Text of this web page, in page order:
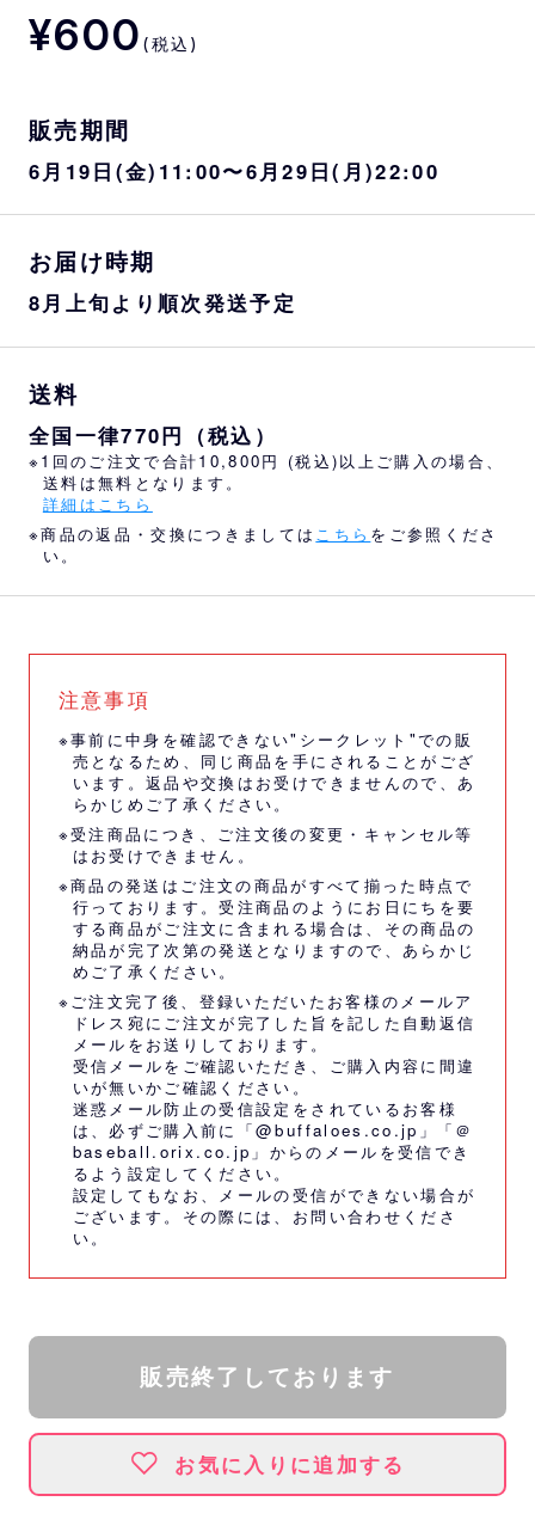
¥600 (税込)
販売期間
6月19日(金)11:00〜6月29日(月)22:00
お届け時期
8月上旬より順次発送予定
送料
全国一律770円（税込）
※1回のご注文で合計10,800円 (税込)以上ご購入の場合、
送料は無料となります。
詳細はこちら
※商品の返品・交換につきましては こちら をご参照くださ
い。
注意事項
※事前に中身を確認できない"シークレット"での販
売となるため、同じ商品を手にされることがござ
います。返品や交換はお受けできませんので、あ
らかじめご了承ください。
※受注商品につき、ご注文後の変更・キャンセル等
はお受けできません。
※商品の発送はご注文の商品がすべて揃った時点で
行っております。受注商品のようにお日にちを要
する商品がご注文に含まれる場合は、その商品の
納品が完了次第の発送となりますので、あらかじ
めご了承ください。
※ご注文完了後、登録いただいたお客様のメールア
ドレス宛にご注文が完了した旨を記した自動返信
メールをお送りしております。
受信メールをご確認いただき、ご購入内容に間違
いが無いかご確認ください。
迷惑メール防止の受信設定をされているお客様
は、必ずご購入前に「@buffaloes.co.jp」「＠
baseball.orix.co.jp」からのメールを受信でき
るよう設定してください。
設定してもなお、メールの受信ができない場合が
ございます。その際には、 お問い合わせくださ
い。
販売終了しております
お気に入りに追加する